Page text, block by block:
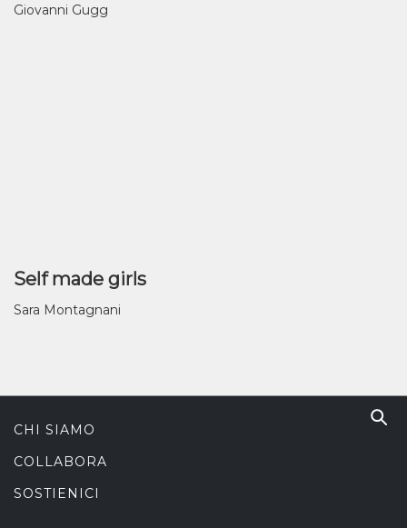
Giovanni Gugg
Self made girls
Sara Montagnani
CHI SIAMO
COLLABORA
SOSTIENICI